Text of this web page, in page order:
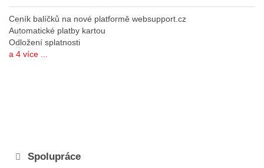
Ceník balíčků na nové platformě websupport.cz
Automatické platby kartou
Odložení splatnosti
a 4 více ...
Spolupráce